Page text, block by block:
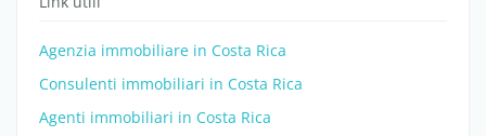
Agenzia immobiliare in Costa Rica
Consulenti immobiliari in Costa Rica
Agenti immobiliari in Costa Rica